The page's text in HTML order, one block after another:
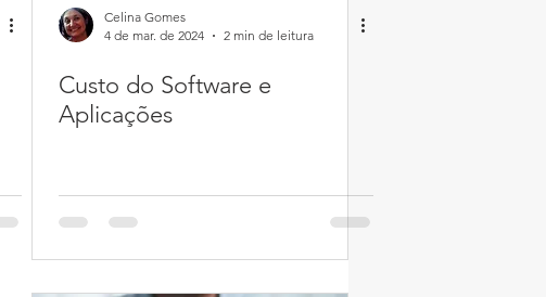
Celina Gomes
4 de mar. de 2024
2 min de leitura
Custo do Software e
Aplicações